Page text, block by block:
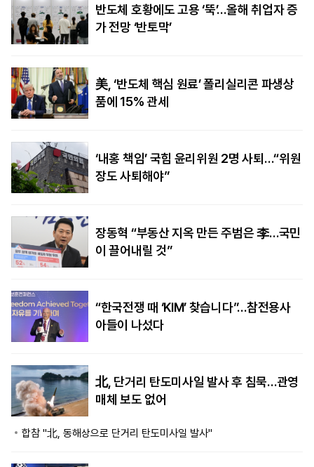
반도체 호황에도 고용 ‘뚝’…올해 취업자 증
가 전망 ‘반토막’
美, ‘반도체 핵심 원료’ 폴리실리콘 파생상
품에 15% 관세
‘내홍 책임’ 국힘 윤리위원 2명 사퇴…“위원
장도 사퇴해야”
장동혁 “부동산 지옥 만든 주범은 李…국민
이 끌어내릴 것”
“한국전쟁 때 ‘KIM’ 찾습니다”…참전용사
아들이 나섰다
北, 단거리 탄도미사일 발사 후 침묵…관영
매체 보도 없어
합참 "北, 동해상으로 단거리 탄도미사일 발사"